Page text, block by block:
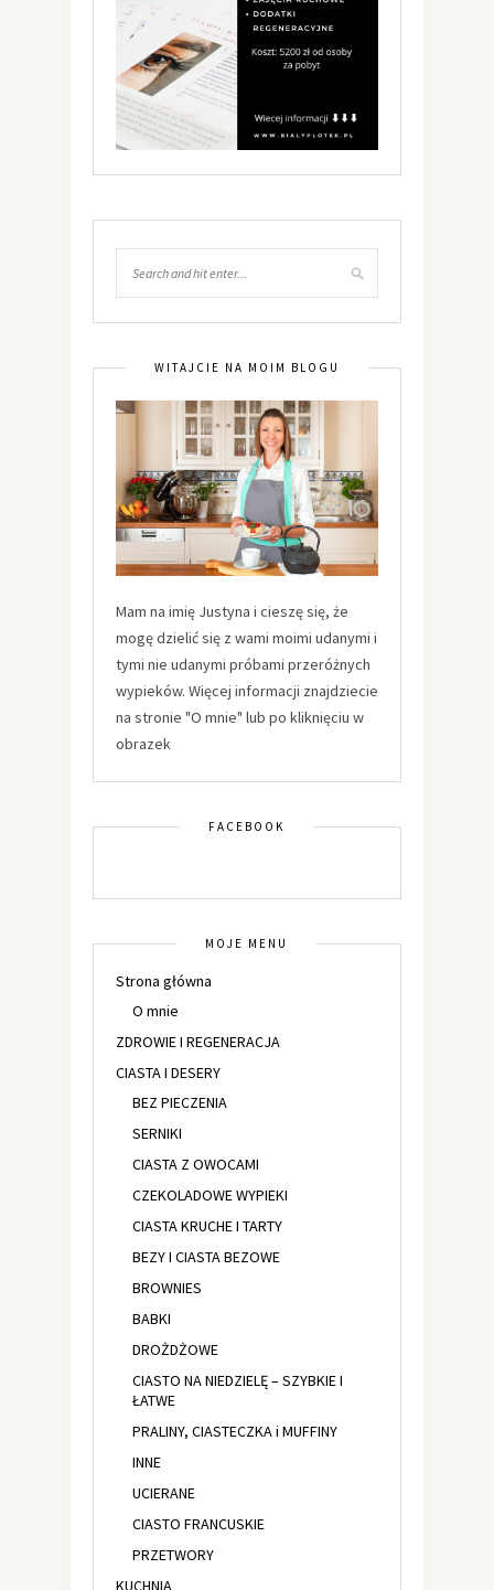
WITAJCIE NA MOIM BLOGU
Mam na imię Justyna i cieszę się, że
mogę dzielić się z wami moimi udanymi i
tymi nie udanymi próbami przeróżnych
wypieków. Więcej informacji znajdziecie
na stronie "O mnie" lub po kliknięciu w
obrazek
FACEBOOK
MOJE MENU
Strona główna
O mnie
ZDROWIE I REGENERACJA
CIASTA I DESERY
BEZ PIECZENIA
SERNIKI
CIASTA Z OWOCAMI
CZEKOLADOWE WYPIEKI
CIASTA KRUCHE I TARTY
BEZY I CIASTA BEZOWE
BROWNIES
BABKI
DROŻDŻOWE
CIASTO NA NIEDZIELĘ – SZYBKIE I
ŁATWE
PRALINY, CIASTECZKA i MUFFINY
INNE
UCIERANE
CIASTO FRANCUSKIE
PRZETWORY
KUCHNIA